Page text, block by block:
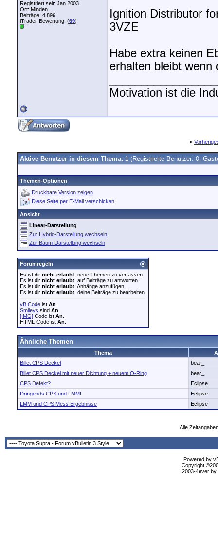
Registriert seit: Jan 2003
Ort: Minden
Beiträge: 4.896
iTrader-Bewertung: (69)
Ignition Distributor
3VZE
Habe extra keinen
erhalten bleibt wenn
Motivation ist die
«
Aktive Benutzer in diesem Thema: 1 (Registrierte Benutzer: 0,
Themen-Optionen
Druckbare Version zeigen
Diese Seite per E-Mail verschicken
Ansicht
Linear-Darstellung
Zur Hybrid-Darstellung wechseln
Zur Baum-Darstellung wechseln
Forumregeln
Es ist dir nicht erlaubt , neue Themen zu verfassen.
Es ist dir nicht erlaubt , auf Beiträge zu antworten.
Es ist dir nicht erlaubt , Anhänge anzufügen.
Es ist dir nicht erlaubt , deine Beiträge zu bearbeiten.
vB Code ist An
Smileys sind An
[IMG] Code ist An
HTML-Code ist An
Ähnliche Themen
Thema
Billet CPS Deckel
bear_
Billet CPS Deckel mit neuer Dichtung + neuem O-Ring
bear_
CPS Defekt?
Eclipse
Dringends CPS und LMM!
Eclipse
LMM und CPS Mess Ergebnisse
Eclipse
Alle
Powered by
Copyright
2003-4ever by